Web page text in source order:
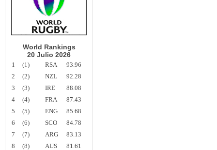
World Rankings
20 Julio 2026
1 (1) RSA
93.96
2
(2) NZL
92.28
3
(3) IRE
88.08
4
(4) FRA
87.43
5
(5) ENG
85.68
6
(6) SCO
84.78
7
(7) ARG
83.13
8
(8) AUS
81.61